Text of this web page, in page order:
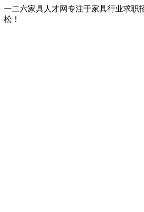
一二六家具人才网专注于家具行业求职
松！